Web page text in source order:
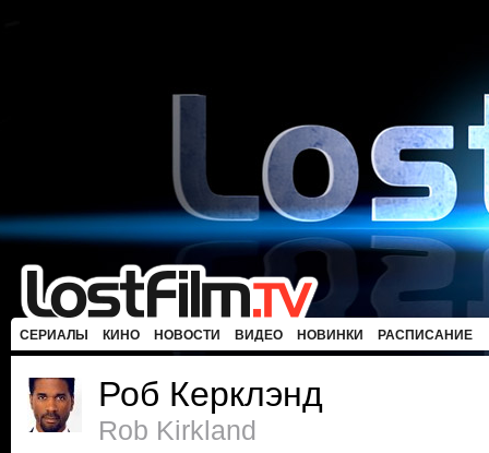
СЕРИАЛЫ КИНО НОВОСТИ ВИДЕО НОВИНКИ РАСПИСАНИЕ
Роб Керклэнд
Rob Kirkland